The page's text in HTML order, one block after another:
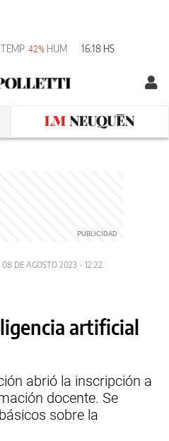
TEMP 42% HUM 16:18 HS
08 DE AGOSTO 2023 - 12:22
artificial
abrió la inscripción a
docente. Se
sobre la